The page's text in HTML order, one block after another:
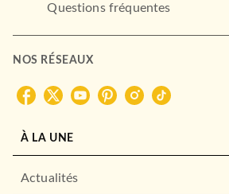
THÉÂTRE ET POÉSIE
Le Jeu de l'amour et du
Questions fréquentes
NOS RÉSEAUX
À LA UNE
Actualités